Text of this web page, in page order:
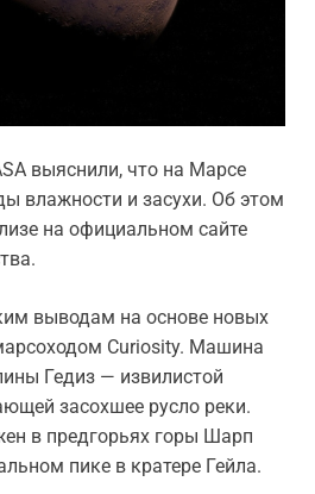
выяснили, что на Марсе
влажности и засухи. Об этом
на официальном сайте
выводам на основе новых
Curiosity. Машина
Гедиз — извилистой
засохшее русло реки.
в предгорьях горы Шарп
пике в кратере Гейла.